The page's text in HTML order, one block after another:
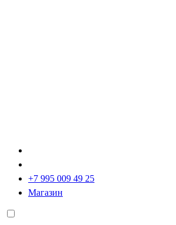
+7 995 009 49 25
Магазин